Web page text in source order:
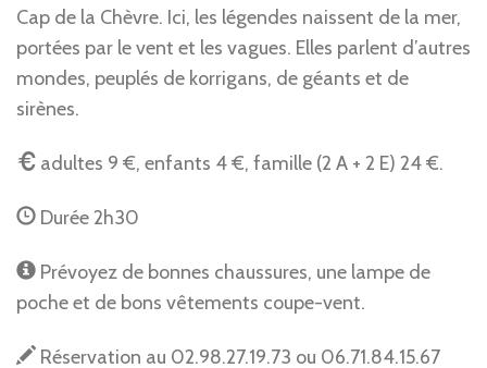
Cap de la Chèvre. Ici, les légendes naissent de la mer,
portées par le vent et les vagues. Elles parlent d’autres
mondes, peuplés de korrigans, de géants et de
sirènes.
adultes 9 €, enfants 4 €, famille (2 A + 2 E) 24 €.
Durée 2h30
Prévoyez de bonnes chaussures, une lampe de
poche et de bons vêtements coupe-vent.
Réservation au 02.98.27.19.73 ou 06.71.84.15.67